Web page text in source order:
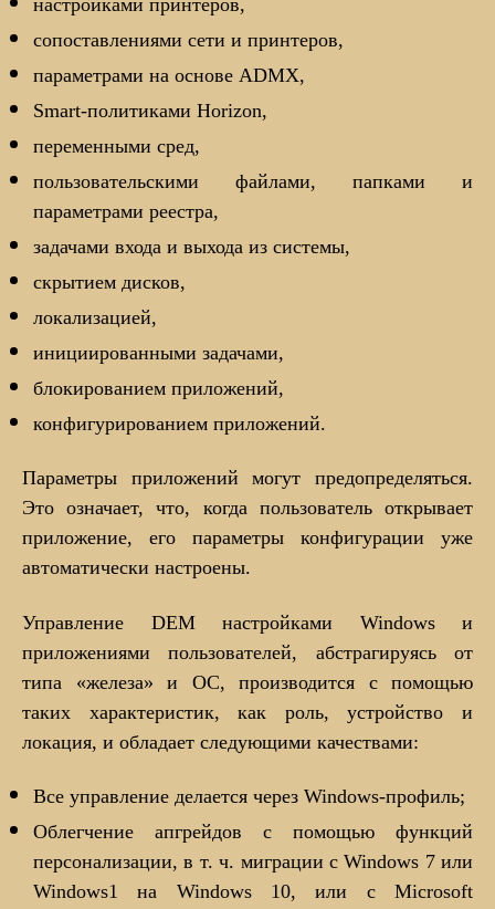
сопоставлениями сети и принтеров,
параметрами на основе ADMX,
Smart-политиками Horizon,
переменными сред,
пользовательскими файлами, папками и
параметрами реестра,
задачами входа и выхода из системы,
скрытием дисков,
локализацией,
инициированными задачами,
блокированием приложений,
конфигурированием приложений.
Параметры приложений могут предопределяться.
Это означает, что, когда пользователь открывает
приложение, его параметры конфигурации уже
автоматически настроены.
Управление DEM настройками Windows и
приложениями пользователей, абстрагируясь от
типа «железа» и ОС, производится с помощью
таких характеристик, как роль, устройство и
локация, и обладает следующими качествами:
Все управление делается через Windows-профиль;
Облегчение апгрейдов с помощью функций
персонализации, в т. ч. миграции с Windows 7 или
Windows1 на Windows 10, или с Microsoft